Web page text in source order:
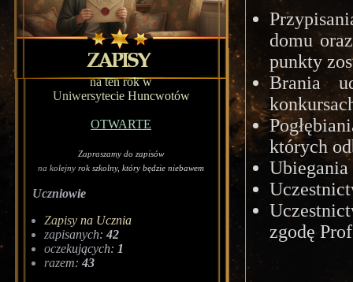
na ten rok w
Uniwersytecie Huncwotów
OTWARTE
Zapraszamy do zapisów
na kolejny rok szkolny, który będzie niebawem
Uczniowie
Zapisy na Ucznia
zapisanych: 42
oczekujących: 1
razem: 43
domu
punkty
Brania
których
Ubiegania
zgodę